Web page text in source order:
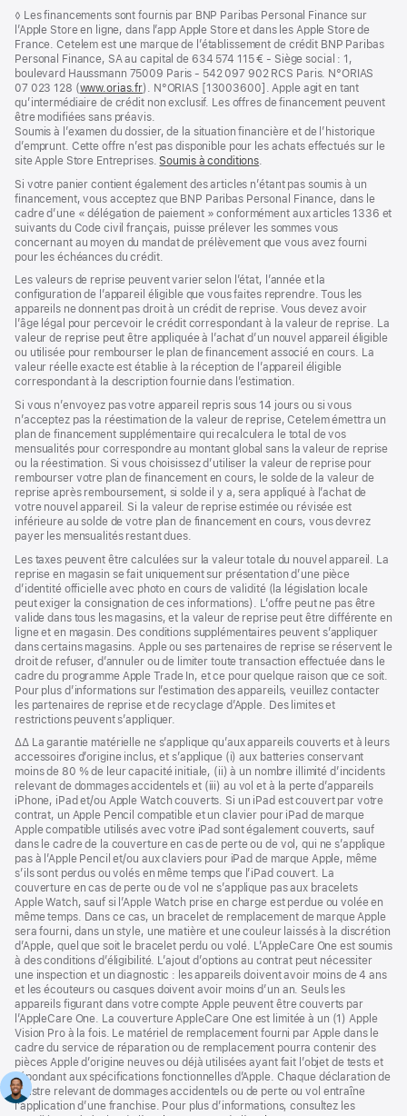
Note
de
bas
de
page
◊ Les financements sont fournis par BNP Paribas Personal Finance sur
l’Apple Store en ligne, dans l’app Apple Store et dans les Apple Store de
France. Cetelem est une marque de l’établissement de crédit BNP Paribas
Personal Finance, SA au capital de 634 574 115 € - Siège social : 1,
boulevard Haussmann 75009 Paris - 542 097 902 RCS Paris. N°ORIAS
07 023 128 (www.orias.fr(s’ouvre
dans
une
nouvelle
fenêtre)
). N°ORIAS [13003600]. Apple agit en tant
qu’intermédiaire de crédit non exclusif. Les offres de financement peuvent
être modifiées sans préavis.
Soumis à l’examen du dossier, de la situation financière et de l’historique
d’emprunt. Cette offre n’est pas disponible pour les achats effectués sur le
site Apple Store Entreprises. Soumis à conditions(s’ouvre
une
nouvelle
fenêtre)
.
Si votre panier contient également des articles n’étant pas soumis à un
financement, vous acceptez que BNP Paribas Personal Finance, dans le
cadre d’une « délégation de paiement » conformément aux articles 1336 et
suivants du Code civil français, puisse prélever les sommes vous
concernant au moyen du mandat de prélèvement que vous avez fourni
pour les échéances du crédit.
Les valeurs de reprise peuvent varier selon l’état, l’année et la
configuration de l’appareil éligible que vous faites reprendre. Tous les
appareils ne donnent pas droit à un crédit de reprise. Vous devez avoir
l’âge légal pour percevoir le crédit correspondant à la valeur de reprise. La
valeur de reprise peut être appliquée à l’achat d’un nouvel appareil éligible
ou utilisée pour rembourser le plan de financement associé en cours. La
valeur réelle exacte est établie à la réception de l’appareil éligible
correspondant à la description fournie dans l’estimation.
Si vous n’envoyez pas votre appareil repris sous 14 jours ou si vous
n’acceptez pas la réestimation de la valeur de reprise, Cetelem émettra un
plan de financement supplémentaire qui recalculera le total de vos
mensualités pour correspondre au montant global sans la valeur de reprise
ou la réestimation. Si vous choisissez d’utiliser la valeur de reprise pour
rembourser votre plan de financement en cours, le solde de la valeur de
reprise après remboursement, si solde il y a, sera appliqué à l’achat de
votre nouvel appareil. Si la valeur de reprise estimée ou révisée est
inférieure au solde de votre plan de financement en cours, vous devrez
payer les mensualités restant dues.
Les taxes peuvent être calculées sur la valeur totale du nouvel appareil. La
reprise en magasin se fait uniquement sur présentation d’une pièce
d’identité officielle avec photo en cours de validité (la législation locale
peut exiger la consignation de ces informations). L’offre peut ne pas être
valide dans tous les magasins, et la valeur de reprise peut être différente en
ligne et en magasin. Des conditions supplémentaires peuvent s’appliquer
dans certains magasins. Apple ou ses partenaires de reprise se réservent le
droit de refuser, d’annuler ou de limiter toute transaction effectuée dans le
cadre du programme Apple Trade In, et ce pour quelque raison que ce soit.
Pour plus d’informations sur l’estimation des appareils, veuillez contacter
les partenaires de reprise et de recyclage d’Apple. Des limites et
restrictions peuvent s’appliquer.
Note
de
bas
de
page
∆∆ La garantie matérielle ne s’applique qu’aux appareils couverts et à leurs
accessoires d’origine inclus, et s’applique (i) aux batteries conservant
moins de 80 % de leur capacité initiale, (ii) à un nombre illimité d’incidents
relevant de dommages accidentels et (iii) au vol et à la perte d’appareils
iPhone, iPad et/ou Apple Watch couverts. Si un iPad est couvert par votre
contrat, un Apple Pencil compatible et un clavier pour iPad de marque
Apple compatible utilisés avec votre iPad sont également couverts, sauf
dans le cadre de la couverture en cas de perte ou de vol, qui ne s’applique
pas à l’Apple Pencil et/ou aux claviers pour iPad de marque Apple, même
s’ils sont perdus ou volés en même temps que l’iPad couvert. La
couverture en cas de perte ou de vol ne s’applique pas aux bracelets
Apple Watch, sauf si l’Apple Watch prise en charge est perdue ou volée en
même temps. Dans ce cas, un bracelet de remplacement de marque Apple
sera fourni, dans un style, une matière et une couleur laissés à la discrétion
d’Apple, quel que soit le bracelet perdu ou volé. L’AppleCare One est soumis
à des conditions d’éligibilité. L’ajout d’options au contrat peut nécessiter
une inspection et un diagnostic : les appareils doivent avoir moins de 4 ans
et les écouteurs ou casques doivent avoir moins d’un an. Seuls les
appareils figurant dans votre compte Apple peuvent être couverts par
l’AppleCare One. La couverture AppleCare One est limitée à un (1) Apple
Vision Pro à la fois. Le matériel de remplacement fourni par Apple dans le
cadre du service de réparation ou de remplacement pourra contenir des
pièces Apple d’origine neuves ou déjà utilisées ayant fait l’objet de tests et
répondant aux spécifications fonctionnelles d’Apple. Chaque déclaration de
sinistre relevant de dommages accidentels ou de perte ou vol entraîne
l’application d’une franchise. Pour plus d’informations, consultez les